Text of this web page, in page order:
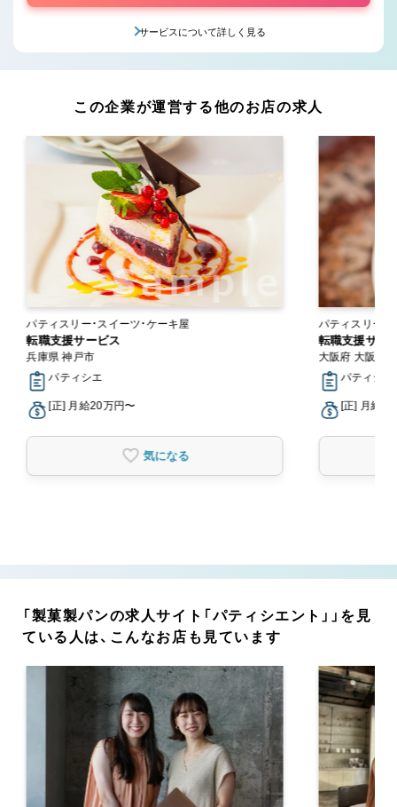
サービスについて詳しく見る
この企業が運営する他のお店の求人
パティスリー・スイーツ・ケーキ屋
転職支援サービス
兵庫県 神戸市
パティシエ
[正] 月給20万円〜
気になる
パティスリー・
転職支援サー
大阪府 大阪市
パティシエ
[正] 月給
「製菓製パンの求人サイト「パティシエント」」を見
ている人は、こんなお店も見ています